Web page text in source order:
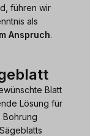
führen wir
als
Anspruch.
Blatt
Lösung für